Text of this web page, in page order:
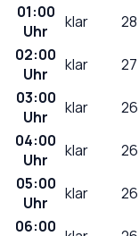
01:00
Uhr
klar 28
02:00
Uhr
klar 27
03:00
Uhr
klar 26
04:00
Uhr
klar 26
05:00
Uhr
klar 26
06:00